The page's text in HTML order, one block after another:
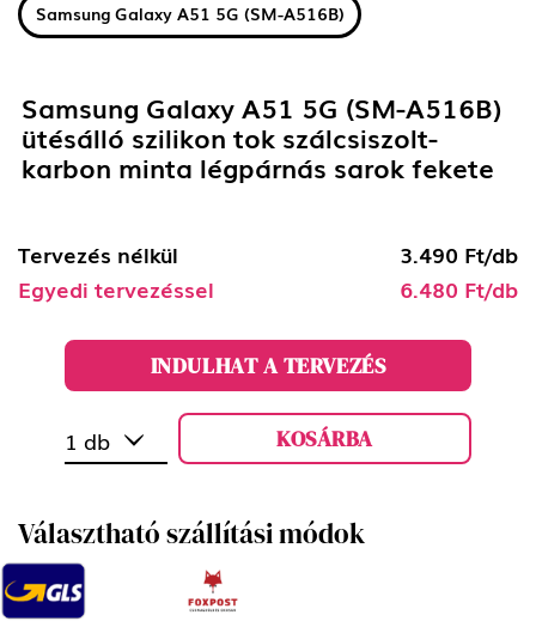
Samsung Galaxy A51 5G (SM-A516B)
Samsung Galaxy A51 5G (SM-A516B)
ütésálló szilikon tok szálcsiszolt-
karbon minta légpárnás sarok fekete
Tervezés nélkül
3.490 Ft/db
Egyedi tervezéssel
6.480 Ft/db
INDULHAT A TERVEZÉS
1 db KOSÁRBA
Választható szállítási módok